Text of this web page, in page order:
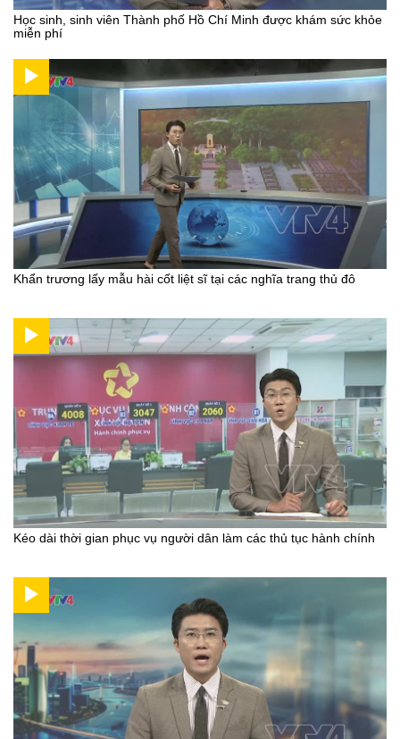
Học sinh, sinh viên Thành phố Hồ Chí Minh được khám sức khỏe
miễn phí
Khẩn trương lấy mẫu hài cốt liệt sĩ tại các nghĩa trang thủ đô
Kéo dài thời gian phục vụ người dân làm các thủ tục hành chính